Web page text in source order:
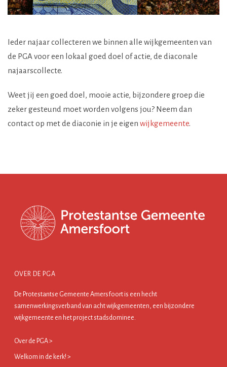
Ieder najaar collecteren we binnen alle wijkgemeenten van
de PGA voor een lokaal goed doel of actie, de diaconale
najaarscollecte.
Weet jij een goed doel, mooie actie, bijzondere groep die
zeker gesteund moet worden volgens jou? Neem dan
contact op met de diaconie in je eigen wijkgemeente.
OVER DE PGA
De Protestantse Gemeente Amersfoort is een hecht
samenwerkingsverband van acht wijkgemeenten, een bijzondere
wijkgemeente en het project stadsdominee.
Over de PGA >
Welkom in de kerk! >